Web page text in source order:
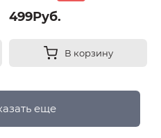
499Руб.
В корзину
еще